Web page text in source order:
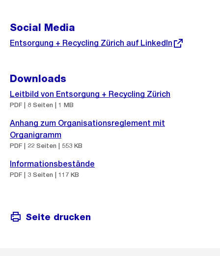
Social Media
Externer
Entsorgung + Recycling Zürich auf LinkedIn
Downloads
Leitbild von Entsorgung + Recycling Zürich
PDF | 8 Seiten | 1 MB
Anhang zum Organisationsreglement mit
Organigramm
PDF | 22 Seiten | 553 KB
Informationsbestände
PDF | 3 Seiten | 117 KB
Seite drucken